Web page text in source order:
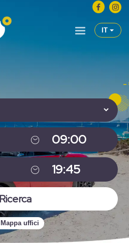
IT
Mappa uffici